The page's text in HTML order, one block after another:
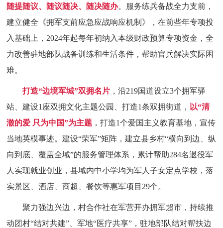
随提随议、随议随决、随决随办。服务练兵备战全力支前，
建立健全《拥军支前应急应战响应机制》，在前些年专项投
入基础上，2024年起每年初纳入本级财政预算专项资金，全
力改善驻地部队战备训练和生活条件，帮助官兵解决实际困
难。
打造“边境军城”双拥名片 ，沿219国道设立3个拥军驿
站、建设1座双拥文化主题公园、打造1条双拥街道， 以“清
澈的爱 只为中国”为主题 ，打造1个爱国主义教育基地，宣传
当地英模事迹。建设“荣军”矩阵，建立县乡村“横向到边、纵
向到底、覆盖全域”的服务管理体系，累计帮助284名退役军
人实现就业创业，县域内中小学均为军人子女定点学校，落
实景区、酒店、商超、餐饮等惠军项目29个。
聚力强边兴边，村合作社在军营开办拥军超市，持续推
动团村“结对共建”、军地“医疗共享”，驻地部队结对帮扶边